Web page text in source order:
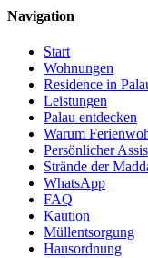
Navigation
Start
Wohnungen
Residence in
Leistungen
Palau entdecken
Warum
Persönlicher
Strände der
WhatsApp
FAQ
Kaution
Müllentsorgung
Hausordnung